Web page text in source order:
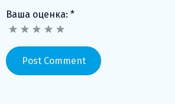
Ваша оценка: *